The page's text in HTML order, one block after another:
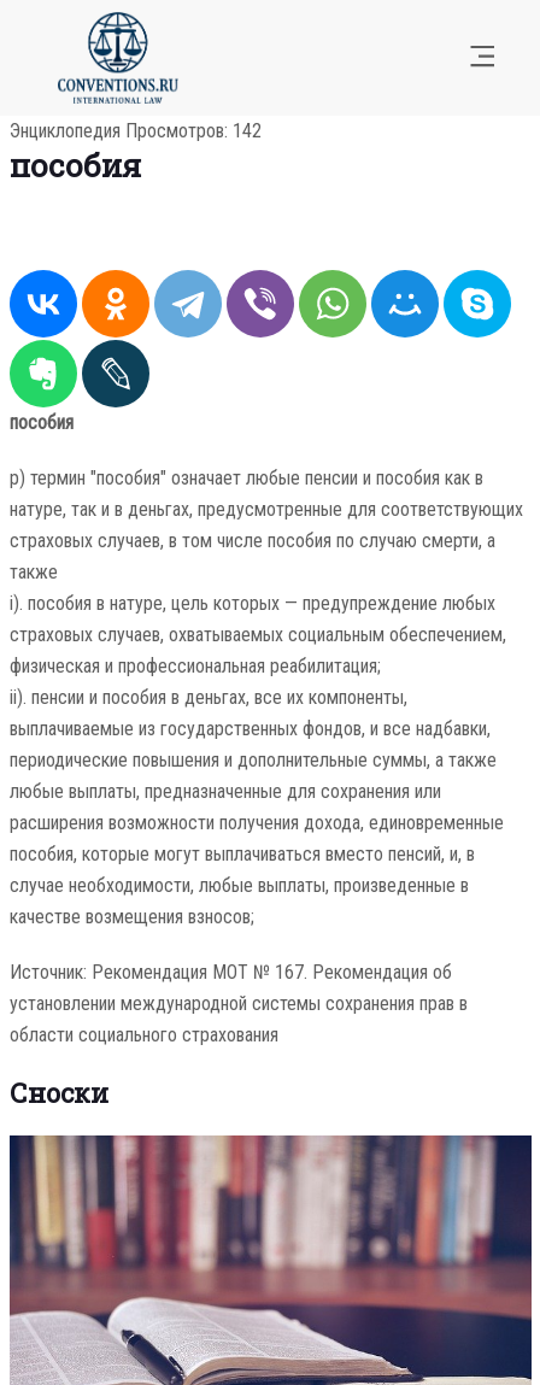
Энциклопедия Просмотров: 142
пособия
пособия
p) термин "пособия" означает любые пенсии и пособия как в
натуре, так и в деньгах, предусмотренные для соответствующих
страховых случаев, в том числе пособия по случаю смерти, а
также
i). пособия в натуре, цель которых — предупреждение любых
страховых случаев, охватываемых социальным обеспечением,
физическая и профессиональная реабилитация;
ii). пенсии и пособия в деньгах, все их компоненты,
выплачиваемые из государственных фондов, и все надбавки,
периодические повышения и дополнительные суммы, а также
любые выплаты, предназначенные для сохранения или
расширения возможности получения дохода, единовременные
пособия, которые могут выплачиваться вместо пенсий, и, в
случае необходимости, любые выплаты, произведенные в
качестве возмещения взносов;
Источник: Рекомендация МОТ № 167. Рекомендация об
установлении международной системы сохранения прав в
области социального страхования
Сноски